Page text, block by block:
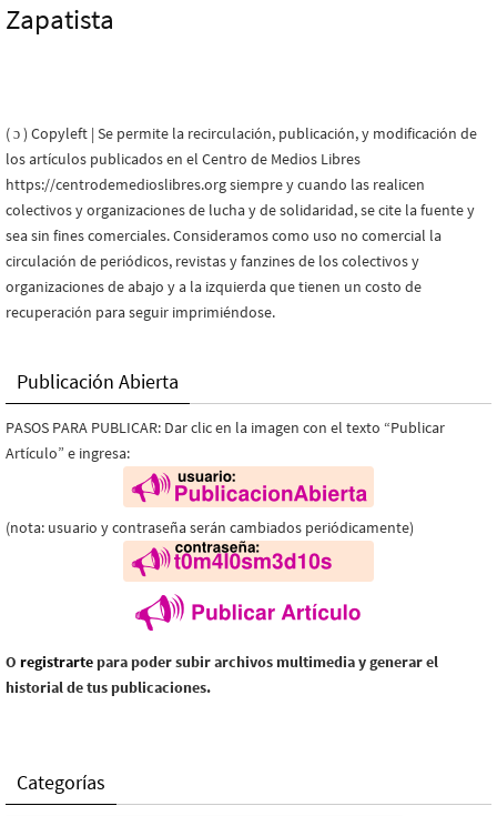
Zapatista
( ɔ ) Copyleft | Se permite la recirculación, publicación, y modificación de
los artículos publicados en el Centro de Medios Libres
https://centrodemedioslibres.org siempre y cuando las realicen
colectivos y organizaciones de lucha y de solidaridad, se cite la fuente y
sea sin fines comerciales. Consideramos como uso no comercial la
circulación de periódicos, revistas y fanzines de los colectivos y
organizaciones de abajo y a la izquierda que tienen un costo de
recuperación para seguir imprimiéndose.
Publicación Abierta
PASOS PARA PUBLICAR: Dar clic en la imagen con el texto “Publicar
Artículo” e ingresa:
(nota: usuario y contraseña serán cambiados periódicamente)
O registrarte para poder subir archivos multimedia y generar el
historial de tus publicaciones.
Categorías